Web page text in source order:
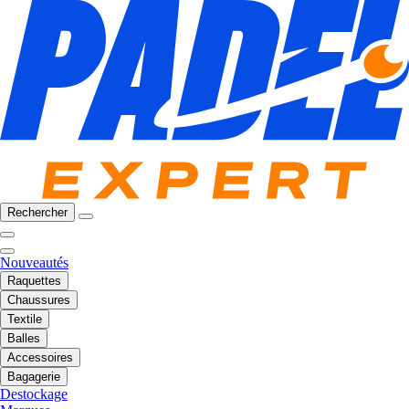
Rechercher
Nouveautés
Raquettes
Chaussures
Textile
Balles
Accessoires
Bagagerie
Destockage